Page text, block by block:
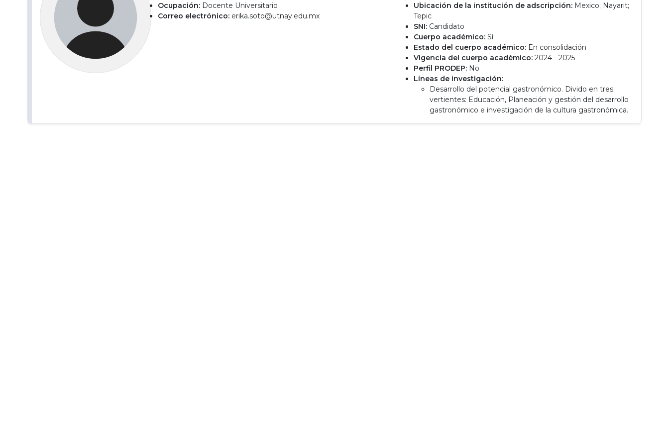
Ocupación: Docente Universitario
Correo electrónico: erika.soto@utnay.edu.mx
Ubicación de la institución de adscripción:Mexico; Nayarit;
Tepic
SNI:Candidato
Cuerpo académico:Sí
Estado del cuerpo académico:En consolidación
Vigencia del cuerpo académico:2024 - 2025
Perfil PRODEP:No
Líneas de investigación:
Desarrollo del potencial gastronómico. Divido en tres
vertientes: Educación, Planeación y gestión del desarrollo
gastronómico e investigación de la cultura gastronómica.